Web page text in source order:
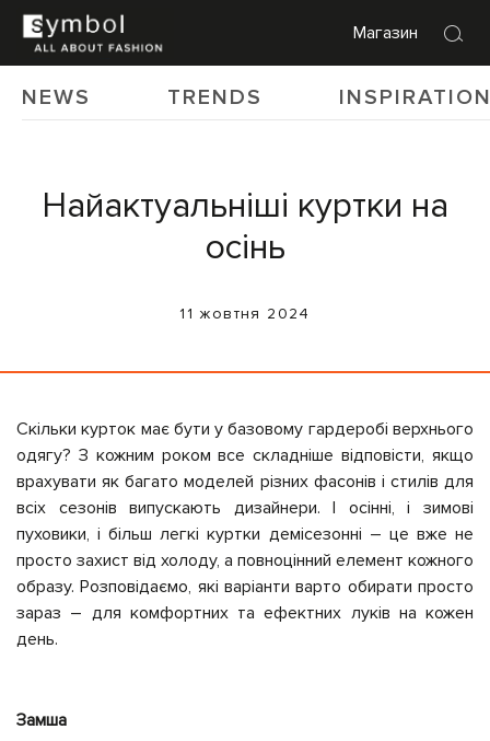
Магазин
NEWS TRENDS
Найактуальніші куртки на
осінь
11 жовтня 2024
Скільки курток має бути у базовому гардеробі верхнього
одягу? З кожним роком все складніше відповісти, якщо
врахувати як багато моделей різних фасонів і стилів для
всіх сезонів випускають дизайнери. І осінні, і зимові
пуховики, і більш легкі куртки демісезонні – це вже не
просто захист від холоду, а повноцінний елемент кожного
образу. Розповідаємо, які варіанти варто обирати просто
зараз – для комфортних та ефектних луків на кожен
день.
Замша